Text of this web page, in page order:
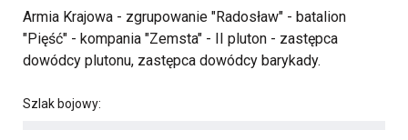
Armia Krajowa - zgrupowanie "Radosław" - batalion
"Pięść" - kompania "Zemsta" - II pluton - zastępca
dowódcy plutonu, zastępca dowódcy barykady.
Szlak bojowy: